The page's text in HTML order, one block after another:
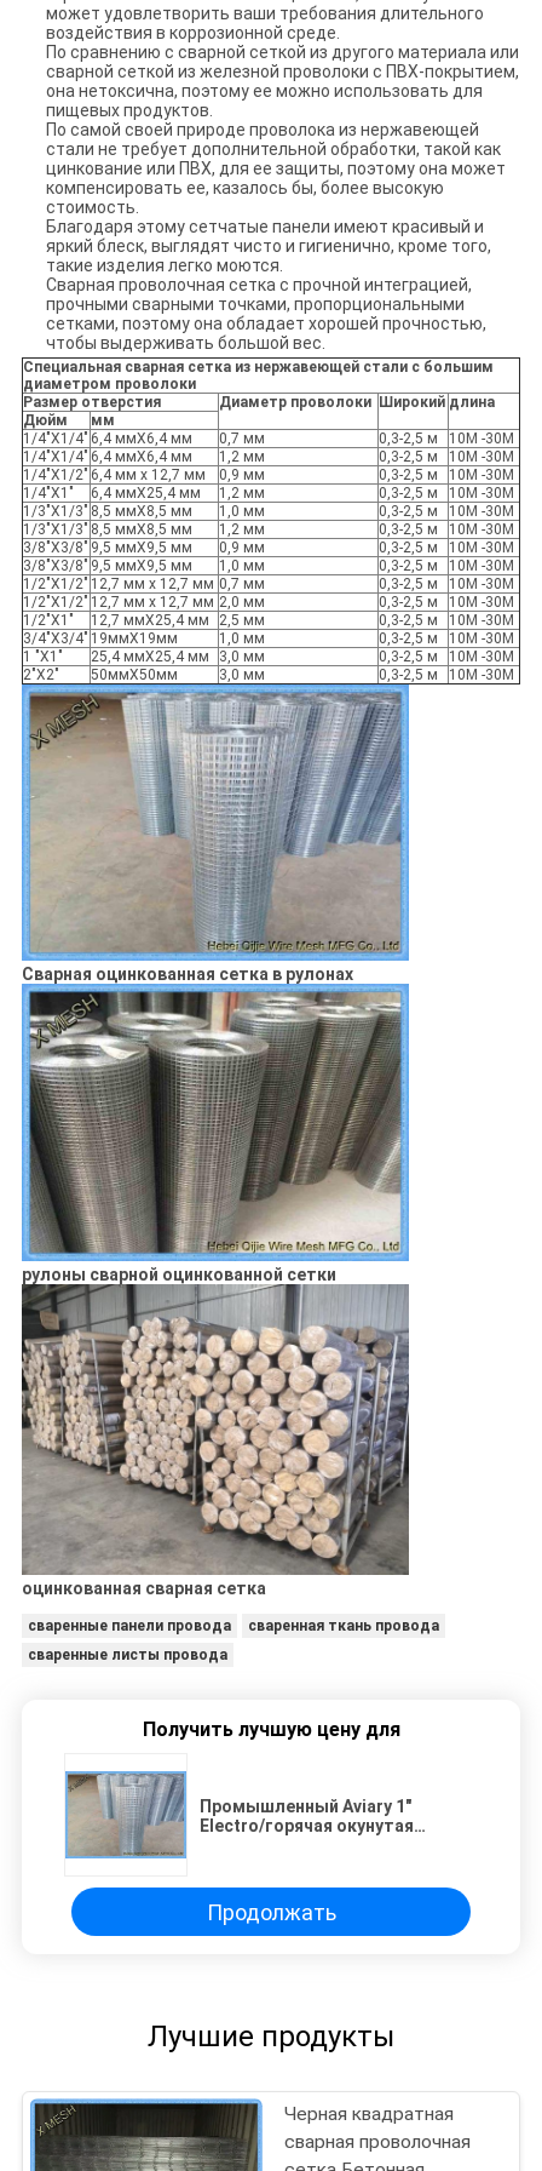
может удовлетворить ваши требования длительного
воздействия в коррозионной среде.
По сравнению с сварной сеткой из другого материала или
сварной сеткой из железной проволоки с ПВХ-покрытием,
она нетоксична, поэтому ее можно использовать для
пищевых продуктов.
По самой своей природе проволока из нержавеющей
стали не требует дополнительной обработки, такой как
цинкование или ПВХ, для ее защиты, поэтому она может
компенсировать ее, казалось бы, более высокую
стоимость.
Благодаря этому сетчатые панели имеют красивый и
яркий блеск, выглядят чисто и гигиенично, кроме того,
такие изделия легко моются.
Сварная проволочная сетка с прочной интеграцией,
прочными сварными точками, пропорциональными
сетками, поэтому она обладает хорошей прочностью,
чтобы выдерживать большой вес.
Специальная сварная сетка из нержавеющей стали с большим
диаметром проволоки
Размер отверстия
Диаметр проволоки Широкий длина
Дюйм
мм
1/4"X1/4" 6,4 ммX6,4 мм 0,7 мм 0,3-2,5 м
10М -30М
1/4"X1/4" 6,4 ммX6,4 мм 1,2 мм 0,3-2,5 м
10М -30М
1/4"X1/2" 6,4 мм х 12,7 мм 0,9 мм 0,3-2,5 м
10М -30М
1/4"Х1"
6,4 ммX25,4 мм 1,2 мм 0,3-2,5 м
10М -30М
1/3"X1/3" 8,5 ммX8,5 мм 1,0 мм 0,3-2,5 м
10М -30М
1/3"X1/3" 8,5 ммX8,5 мм 1,2 мм 0,3-2,5 м
10М -30М
3/8"X3/8" 9,5 ммX9,5 мм 0,9 мм 0,3-2,5 м
10М -30М
3/8"X3/8" 9,5 ммX9,5 мм 1,0 мм 0,3-2,5 м
10М -30М
1/2"X1/2" 12,7 мм x 12,7 мм 0,7 мм 0,3-2,5 м
10М -30М
1/2"X1/2" 12,7 мм x 12,7 мм 2,0 мм 0,3-2,5 м
10М -30М
1/2"Х1"
12,7 ммX25,4 мм 2,5 мм 0,3-2,5 м
10М -30М
3/4"X3/4" 19ммX19мм 1,0 мм 0,3-2,5 м
10М -30М
1 "Х1"
25,4 ммX25,4 мм 3,0 мм 0,3-2,5 м
10М -30М
2"Х2"
50ммX50мм 3,0 мм 0,3-2,5 м 10М -30М
Сварная оцинкованная сетка в рулонах
рулоны сварной оцинкованной сетки
оцинкованная сварная сетка
сваренные панели провода
сваренная ткань провода
сваренные листы провода
Получить лучшую цену для
Промышленный Aviary 1"
Electro/горячая окунутая
Продолжать
Лучшие продукты
Черная квадратная
сварная проволочная